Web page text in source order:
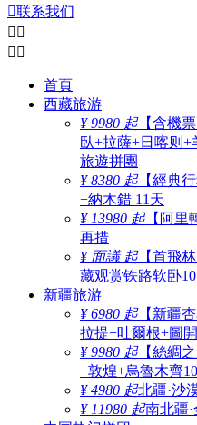
联系我们
 
 
首頁
西藏旅游
¥ 9980 起【含機
臥+拉薩+日喀则
旅遊拼團
¥ 8380 起【經典
+納木錯 11天
¥ 13980 起【阿里
再措
¥ 面議 起【首飛
藏观赏铁路软卧
新疆旅游
¥ 6980 起【新疆
拉提+吐爾根+圖
¥ 9980 起【絲綢
+敦煌+烏魯木齊
¥ 4980 起北疆·沙
¥ 11980 起南北疆